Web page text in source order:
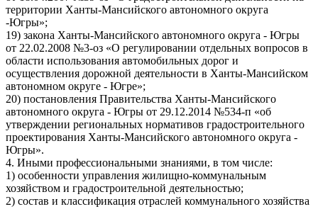
территории Ханты-Мансийского автономного округа
-Югры»;
19) закона Ханты-Мансийского автономного округа - Югры
от 22.02.2008 №3-оз «О регулировании отдельных вопросов в
области использования автомобильных дорог и
осуществления дорожной деятельности в Ханты-Мансийском
автономном округе - Югре»;
20) постановления Правительства Ханты-Мансийского
автономного округа - Югры от 29.12.2014 №534-п «об
утверждении региональных нормативов градостроительного
проектирования Ханты-Мансийского автономного округа -
Югры».
4. Иными профессиональными знаниями, в том числе:
1) особенности управления жилищно-коммунальным
хозяйством и градостроительной деятельностью;
2) состав и классификация отраслей коммунального хозяйства